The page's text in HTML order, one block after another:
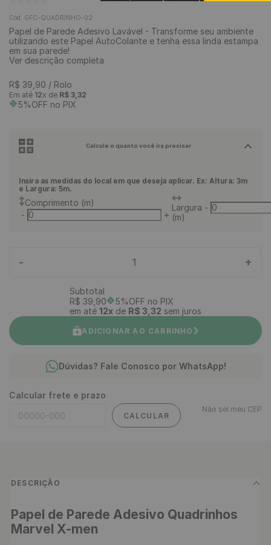
Cód: GFC-QUADRINHO-02
Papel de Parede Adesivo Lavável - Transforme seu ambiente
utilizando este Papel AutoColante e tenha essa linda estampa
em sua parede!
Ver descrição completa
R$ 39 90 / Rolo
Em até 12x de R$ 3,32
5%OFF no PIX
Calcule o quanto você irá precisar
Insira as medidas do local em que deseja aplicar. Ex: Altura: 3m
e Largura: 5m.
Comprimento (m)
-
+
Largura
(m)
-
- 1 +
Subtotal
R$ 39 90
5%OFF no PIX
em até 12x de R$ 3 32 sem juros
ADICIONAR AO CARRINHO
Dúvidas? Fale Conosco por WhatsApp!
Calcular frete e prazo
CALCULAR
Não sei meu CEP
DESCRIÇÃO
Papel de Parede Adesivo Quadrinhos
Marvel X-men
10º piso vinílico click